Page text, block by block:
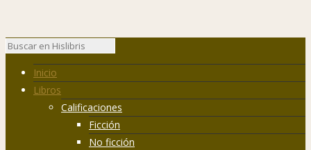
Inicio
Libros
Calificaciones
Ficción
No ficción